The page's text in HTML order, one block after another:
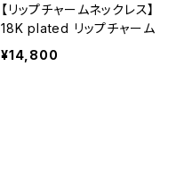
【リップチャームネックレス】
18K plated リップチャーム
¥14,800